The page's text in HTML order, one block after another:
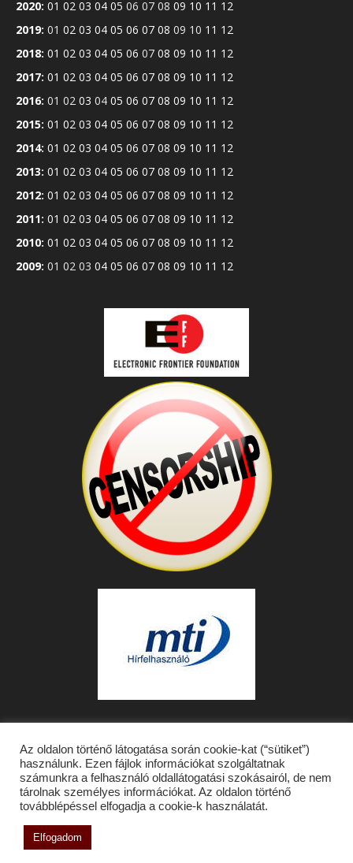
2020: 01 02 03 04 05 06 07 08 09 10 11 12
2019: 01 02 03 04 05 06 07 08 09 10 11 12
2018: 01 02 03 04 05 06 07 08 09 10 11 12
2017: 01 02 03 04 05 06 07 08 09 10 11 12
2016: 01 02 03 04 05 06 07 08 09 10 11 12
2015: 01 02 03 04 05 06 07 08 09 10 11 12
2014: 01 02 03 04 05 06 07 08 09 10 11 12
2013: 01 02 03 04 05 06 07 08 09 10 11 12
2012: 01 02 03 04 05 06 07 08 09 10 11 12
2011: 01 02 03 04 05 06 07 08 09 10 11 12
2010: 01 02 03 04 05 06 07 08 09 10 11 12
2009: 01 02 03 04 05 06 07 08 09 10 11 12
Médiaajánlat Impresszum Kapcsolat
© 2026 A Cultissimo saját cikkeinek átvétele, másolása csak a forrás
Az oldalon történő látogatása során cookie-kat (“sütiket”)
használunk. Ezen fájlok információkat szolgáltatnak
számunkra a felhasználó oldallátogatási szokásairól, de nem
tárolnak személyes információkat. Az oldalon történő
továbblépéssel elfogadja a cookie-k használatát.
Elfogadom